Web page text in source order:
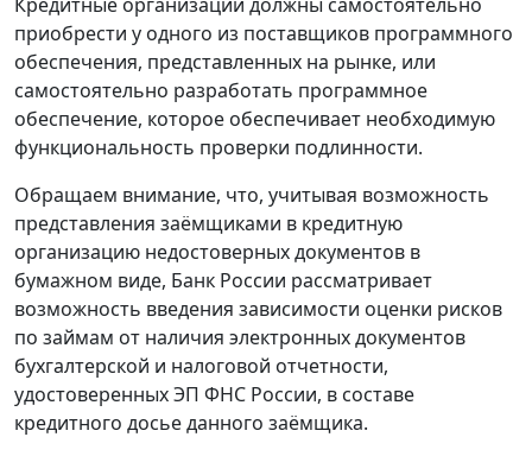
Кредитные организации должны самостоятельно
приобрести у одного из поставщиков программного
обеспечения, представленных на рынке, или
самостоятельно разработать программное
обеспечение, которое обеспечивает необходимую
функциональность проверки подлинности.
Обращаем внимание, что, учитывая возможность
представления заёмщиками в кредитную
организацию недостоверных документов в
бумажном виде, Банк России рассматривает
возможность введения зависимости оценки рисков
по займам от наличия электронных документов
бухгалтерской и налоговой отчетности,
удостоверенных ЭП ФНС России, в составе
кредитного досье данного заёмщика.